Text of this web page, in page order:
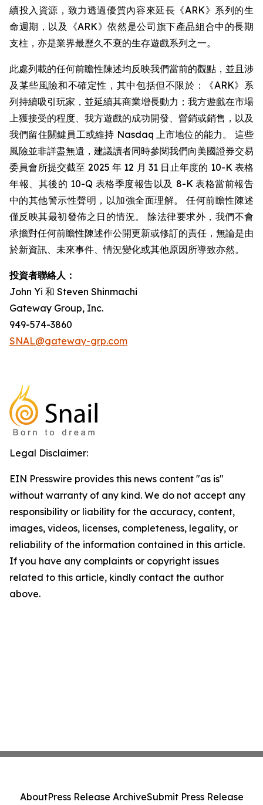
續投入資源，致力透過優質內容來延長《ARK》系列的生
命週期，以及《ARK》依然是公司旗下產品組合中的長期
支柱，亦是業界最歷久不衰的生存遊戲系列之一。
此處列載的任何前瞻性陳述均反映我們當前的觀點，並且涉
及某些風險和不確定性，其中包括但不限於：《ARK》系
列持續吸引玩家，並延續其商業增長動力；我方遊戲在市場
上獲接受的程度、我方遊戲的成功開發、營銷或銷售，以及
我們留住關鍵員工或維持 Nasdaq 上市地位的能力。 這些
風險並非詳盡無遺，建議讀者同時參閱我們向美國證券交易
委員會所提交截至 2025 年 12 月 31 日止年度的 10-K 表格
年報、其後的 10-Q 表格季度報告以及 8-K 表格當前報告
中的其他警示性聲明，以加強全面理解。 任何前瞻性陳述
僅反映其最初發佈之日的情況。 除法律要求外，我們不會
承擔對任何前瞻性陳述作公開更新或修訂的責任，無論是由
於新資訊、未來事件、情況變化或其他原因所導致亦然。
投資者聯絡人：
John Yi 和 Steven Shinmachi
Gateway Group, Inc.
949-574-3860
SNAL@gateway-grp.com
Legal Disclaimer:
EIN Presswire provides this news content "as is"
without warranty of any kind. We do not accept any
responsibility or liability for the accuracy, content,
images, videos, licenses, completeness, legality, or
reliability of the information contained in this article.
If you have any complaints or copyright issues
related to this article, kindly contact the author
above.
AboutPress Release ArchiveSubmit Press Release